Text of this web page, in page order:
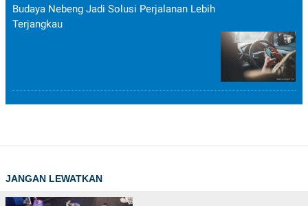
Budaya Nebeng Jadi Solusi Perjalanan Lebih
Terjangkau
JANGAN LEWATKAN